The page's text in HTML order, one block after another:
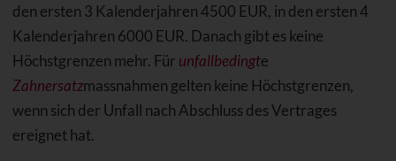
den ersten 3 Kalenderjahren 4500 EUR, in den ersten 4
Kalenderjahren 6000 EUR. Danach gibt es keine
Höchstgrenzen mehr. Für unfallbedingte
Zahnersatzmassnahmen gelten keine Höchstgrenzen,
wenn sich der Unfall nach Abschluss des Vertrages
ereignet hat.